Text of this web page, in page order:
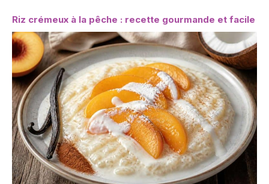
Riz crémeux à la pêche : recette gourmande et facile